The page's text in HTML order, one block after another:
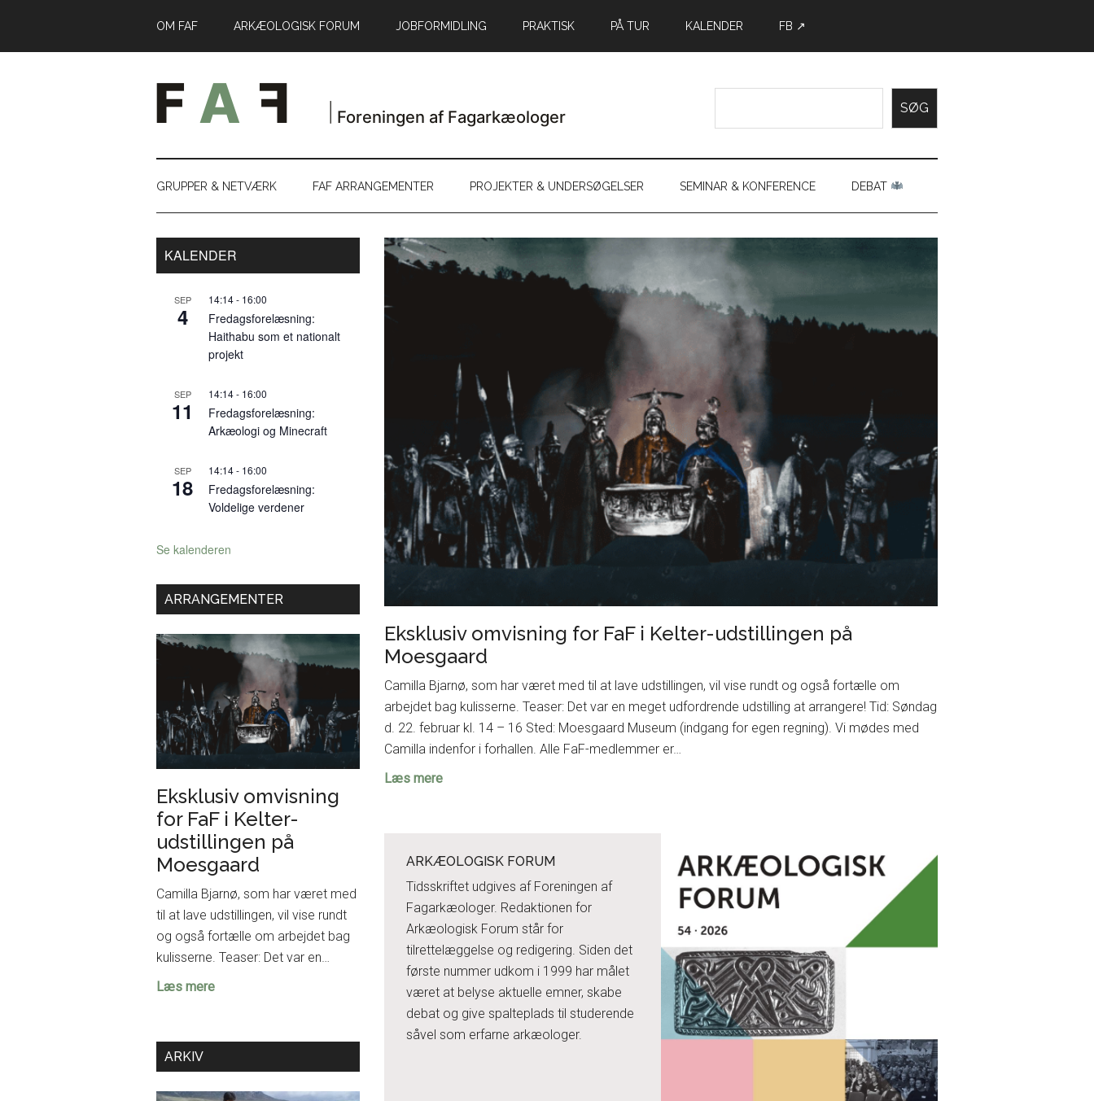
indhold
secondary
til
OM FAF ARKÆOLOGISK FORUM JOBFORMIDLING PRAKTISK PÅ TUR KALENDER FB ↗
SØG
GRUPPER & NETVÆRK FAF ARRANGEMENTER PROJEKTER & UNDERSØGELSER SEMINAR & KONFERENCE DEBAT
Eksklusiv omvisning for FaF i Kelter-udstillingen på
Moesgaard
Camilla Bjarnø, som har været med til at lave udstillingen, vil vise rundt og også fortælle om
arbejdet bag kulisserne. Teaser: Det var en meget udfordrende udstilling at arrangere! Tid: Søndag
d. 22. februar kl. 14 – 16 Sted: Moesgaard Museum (indgang for egen regning). Vi mødes med
Camilla indenfor i forhallen. Alle FaF-medlemmer er…
Læs mereEksklusiv
i
Kelter-
udstillingen
på
Moesgaard
ARKÆOLOGISK FORUM
Tidsskriftet udgives af Foreningen af
Fagarkæologer. Redaktionen for
Arkæologisk Forum står for
tilrettelæggelse og redigering. Siden det
første nummer udkom i 1999 har målet
været at belyse aktuelle emner, skabe
debat og give spalteplads til studerende
såvel som erfarne arkæologer.
Sidebar
KALENDER
SEP
4
14:14- 16:00
Fredagsforelæsning:
Haithabu som et nationalt
projekt
SEP
11
14:14- 16:00
Fredagsforelæsning:
Arkæologi og Minecraft
SEP
18
14:14- 16:00
Fredagsforelæsning:
Voldelige verdener
Se kalenderen
ARRANGEMENTER
Eksklusiv omvisning
for FaF i Kelter-
udstillingen på
Moesgaard
Camilla Bjarnø, som har været med
til at lave udstillingen, vil vise rundt
og også fortælle om arbejdet bag
kulisserne. Teaser: Det var en…
Læs mereEksklusiv
i
Kelter-
ARKIV